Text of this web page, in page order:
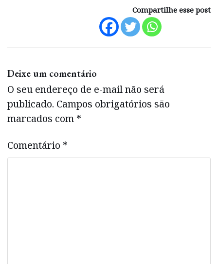
Compartilhe esse post
Deixe um comentário
O seu endereço de e-mail não será
publicado. Campos obrigatórios são
marcados com *
Comentário *